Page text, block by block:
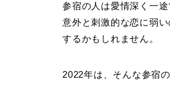
参宿の人は愛情深く一
意外と刺激的な恋に弱
するかもしれません。
2022年は、そんな参宿